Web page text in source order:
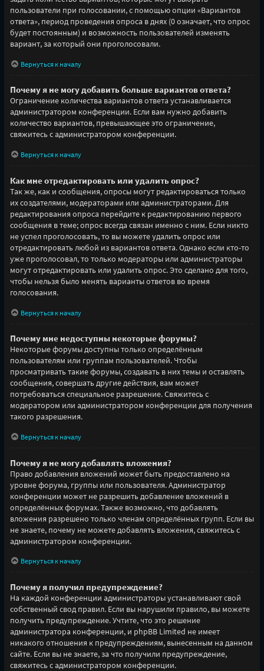
пользователи при голосовании, с помощью опции «Вариантов
ответа», период проведения опроса в днях (0 означает, что опрос
будет постоянным) и возможность пользователей изменять
вариант, за который они проголосовали.
Вернуться к началу
Почему я не могу добавить больше вариантов ответа?
Ограничение количества вариантов ответа устанавливается
администратором конференции. Если вам нужно добавить
количество вариантов, превышающее это ограничение,
свяжитесь с администратором конференции.
Вернуться к началу
Как мне отредактировать или удалить опрос?
Так же, как и сообщения, опросы могут редактироваться только
их создателями, модераторами или администраторами. Для
редактирования опроса перейдите к редактированию первого
сообщения в теме; опрос всегда связан именно с ним. Если никто
не успел проголосовать, то вы можете удалить опрос или
отредактировать любой из вариантов ответа. Однако если кто-то
уже проголосовал, то только модераторы или администраторы
могут отредактировать или удалить опрос. Это сделано для того,
чтобы нельзя было менять варианты ответов во время
голосования.
Вернуться к началу
Почему мне недоступны некоторые форумы?
Некоторые форумы доступны только определённым
пользователям или группам пользователей. Чтобы
просматривать такие форумы, создавать в них темы и оставлять
сообщения, совершать другие действия, вам может
потребоваться специальное разрешение. Свяжитесь с
модератором или администратором конференции для получения
такого разрешения.
Вернуться к началу
Почему я не могу добавлять вложения?
Право добавления вложений может быть предоставлено на
уровне форума, группы или пользователя. Администратор
конференции может не разрешить добавление вложений в
определённых форумах. Также возможно, что добавлять
вложения разрешено только членам определённых групп. Если вы
не знаете, почему не можете добавлять вложения, свяжитесь с
администратором конференции.
Вернуться к началу
Почему я получил предупреждение?
На каждой конференции администраторы устанавливают свой
собственный свод правил. Если вы нарушили правило, вы можете
получить предупреждение. Учтите, что это решение
администратора конференции, и phpBB Limited не имеет
никакого отношения к предупреждениям, вынесенным на данном
сайте. Если вы не знаете, за что получили предупреждение,
свяжитесь с администратором конференции.